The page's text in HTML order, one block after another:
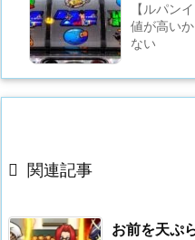
【ルパン
値が高い
ない
 関連記事
お前を天ぷ